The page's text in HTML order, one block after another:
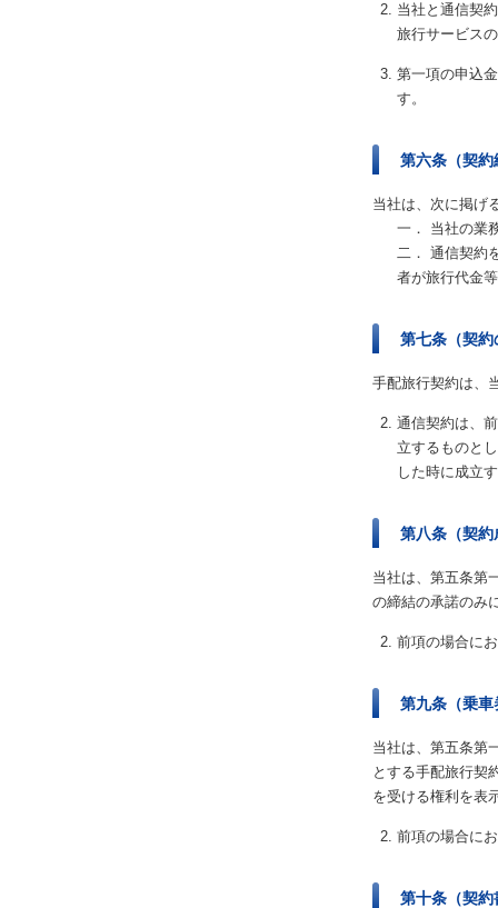
当社と通信契
旅行サービス
第一項の申込
す。
第六条（契
当社は、次に掲げ
一． 当社の業
二． 通信契約
者が旅行代金
第七条（契
手配旅行契約は、
通信契約は、
立するものと
した時に成立
第八条（契
当社は、第五条第
の締結の承諾のみ
前項の場合に
第九条（乗
当社は、第五条第
とする手配旅行契
を受ける権利を表
前項の場合に
第十条（契約